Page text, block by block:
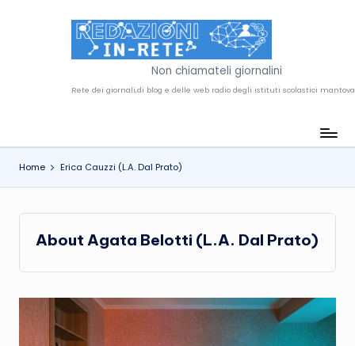
e
a
z
i
i
n
Non chiamateli giornalini
Home Erica Cauzzi (L.A. Dal Prato)
About Agata Belotti (L.A. Dal Prato)